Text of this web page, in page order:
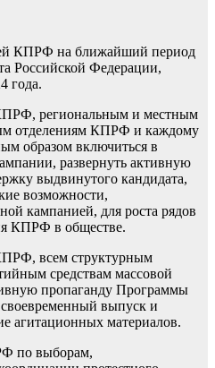
КПРФ на ближайший период
Российской Федерации,
года.
региональным и местным
отделениям КПРФ и каждому
образом включиться в
развернуть активную
выдвинутого кандидата,
возможности,
кампанией, для роста рядов
КПРФ в обществе.
всем структурным
средствам массовой
пропаганду Программы
выпуск и
агитационных материалов.
по выборам,